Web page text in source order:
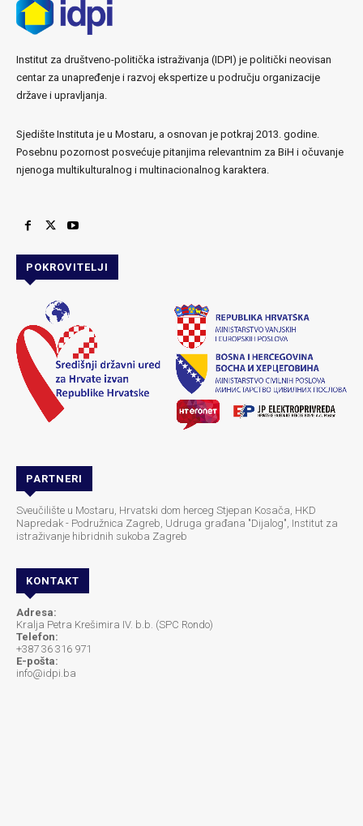
Institut za društveno-politička istraživanja (IDPI) je politički neovisan
centar za unapređenje i razvoj ekspertize u području organizacije
države i upravljanja.
Sjedište Instituta je u Mostaru, a osnovan je potkraj 2013. godine.
Posebnu pozornost posvećuje pitanjima relevantnim za BiH i očuvanje
njenoga multikulturalnog i multinacionalnog karaktera.
POKROVITELJI
PARTNERI
Sveučilište u Mostaru, Hrvatski dom herceg Stjepan Kosača, HKD
Napredak - Podružnica Zagreb, Udruga građana "Dijalog", Institut za
istraživanje hibridnih sukoba Zagreb
KONTAKT
Adresa:
Kralja Petra Krešimira IV. b.b. (SPC Rondo)
Telefon:
+387 36 316 971
E-pošta:
info@idpi.ba